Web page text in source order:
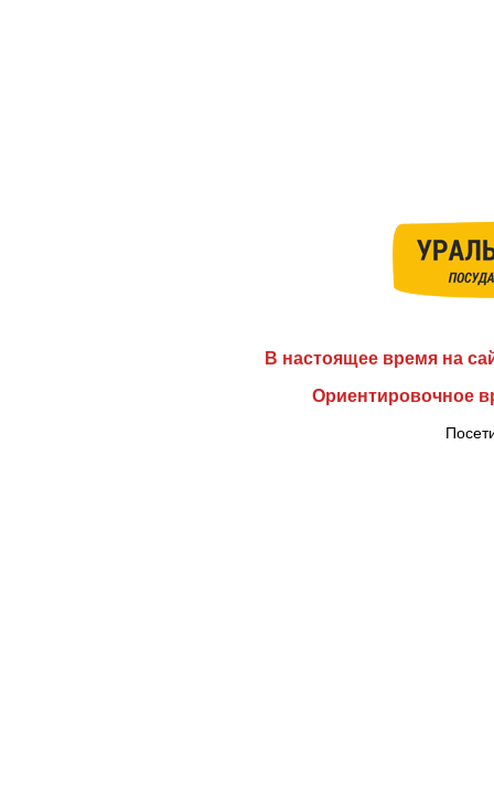
В настоящее время на
Ориентировочное